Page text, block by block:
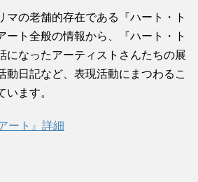
マの老舗的存在である『ハート・ト
ート全般の情報から、『ハート・ト
になったアーティストさんたちの展
動日記など、表現活動にまつわるこ
います。
ート』詳細